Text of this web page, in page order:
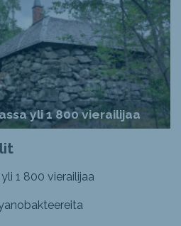
yli 1 800 vierailijaa
1 800 vierailijaa